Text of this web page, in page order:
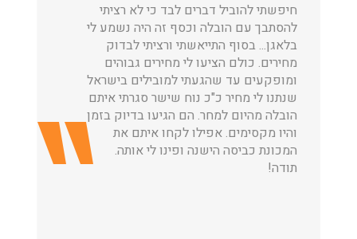
חיפשתי להוביל דברים לבד כי לא רציתי
להסתבך עם הובלה וכסף זה היה נשמע לי
בלאגן... בסוף התייאשתי ורציתי לבדוק
מחירים. כולם הציעו לי מחירים גבוהים
ומופקעים עד שהגעתי למובילים בישראל
שנתנו לי מחיר כ"כ נוח שישר סגרתי איתם
הובלה מהיום למחר. הם הגיעו בדיוק בזמן
והיו מקסימים. אפילו לקחו איתם את
המכונת כביסה הישנה ופינו לי אותה.
תודה!